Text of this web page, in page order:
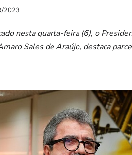
2023
nesta quarta-feira (6), o
Sales de Araújo, destaca